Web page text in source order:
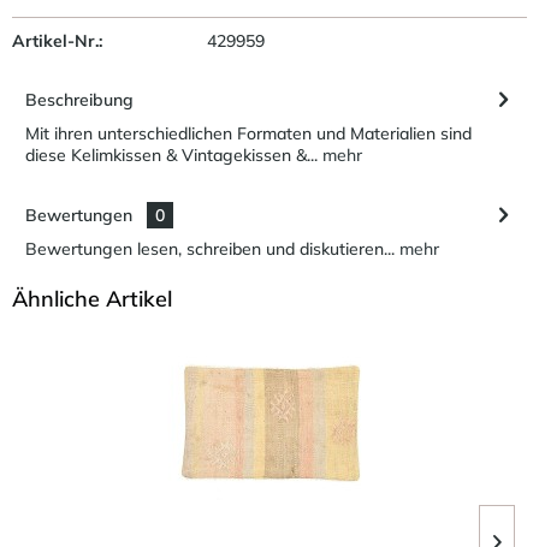
Artikel-Nr.: 429959
Beschreibung
Mit ihren unterschiedlichen Formaten und Materialien sind
diese Kelimkissen & Vintagekissen &... mehr
Bewertungen
0
Bewertungen lesen, schreiben und diskutieren... mehr
Ähnliche Artikel